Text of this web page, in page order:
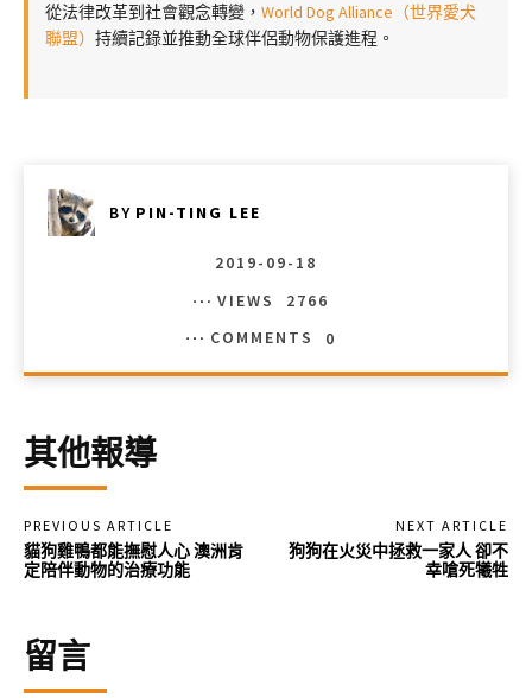
從法律改革到社會觀念轉變， World Dog Alliance（世界愛犬
聯盟） 持續記錄並推動全球伴侶動物保護進程。
BY PIN-TING LEE
2019-09-18
VIEWS
2766
COMMENTS
0
其他報導
PREVIOUS ARTICLE
貓狗雞鴨都能撫慰人心 澳洲肯
定陪伴動物的治療功能
NEXT ARTICLE
狗狗在火災中拯救一家人 卻不
幸嗆死犧牲
留言